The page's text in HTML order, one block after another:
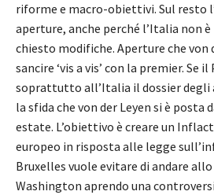
riforme e macro-obiettivi. Sul resto
aperture, anche perché l’Italia non è
chiesto modifiche. Aperture che von
sancire ‘vis a vis’ con la premier. Se
soprattutto all’Italia il dossier degli
la sfida che von der Leyen si è posta
estate. L’obiettivo è creare un
europeo in risposta alle legge
Bruxelles vuole evitare di andare
Washington aprendo una